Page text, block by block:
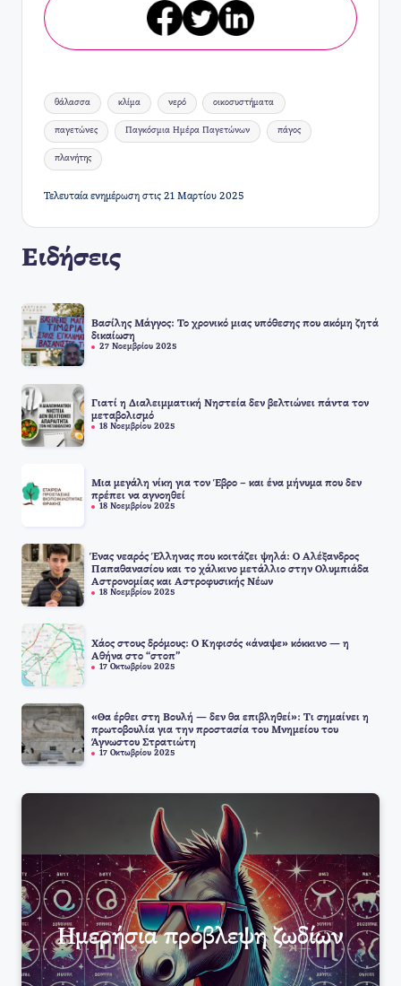
Ετικέτες:
θάλασσα κλίμα νερό οικοσυστήματα
παγετώνες Παγκόσμια Ημέρα Παγετώνων πάγος
πλανήτης
Τελευταία ενημέρωση στις 21 Μαρτίου 2025
Ειδήσεις
Βασίλης Μάγγος: Το χρονικό μιας υπόθεσης που ακόμη ζητά
δικαίωση
27 Νοεμβρίου 2025
Γιατί η Διαλειμματική Νηστεία δεν βελτιώνει πάντα τον
μεταβολισμό
18 Νοεμβρίου 2025
Μια μεγάλη νίκη για τον Έβρο – και ένα μήνυμα που δεν
πρέπει να αγνοηθεί
18 Νοεμβρίου 2025
Ένας νεαρός Έλληνας που κοιτάζει ψηλά: Ο Αλέξανδρος
Παπαθανασίου και το χάλκινο μετάλλιο στην Ολυμπιάδα
Αστρονομίας και Αστροφυσικής Νέων
18 Νοεμβρίου 2025
Χάος στους δρόμους: Ο Κηφισός «άναψε» κόκκινο — η
Αθήνα στο “στοπ”
17 Οκτωβρίου 2025
«Θα έρθει στη Βουλή — δεν θα επιβληθεί»: Τι σημαίνει η
πρωτοβουλία για την προστασία του Μνημείου του
Άγνωστου Στρατιώτη
17 Οκτωβρίου 2025
Ημερήσια πρόβλεψη ζωδίων